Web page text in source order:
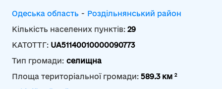
Одеська область - Роздільнянський район
Кількість населених пунктів: 29
КАТОТТГ: UA51140010000090773
Тип громади: селищна
Площа територіальної громади: 589.3 км 2